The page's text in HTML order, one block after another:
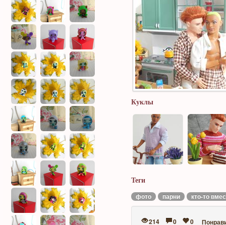
Куклы
Теги
фото парни кто-то
214 0 0